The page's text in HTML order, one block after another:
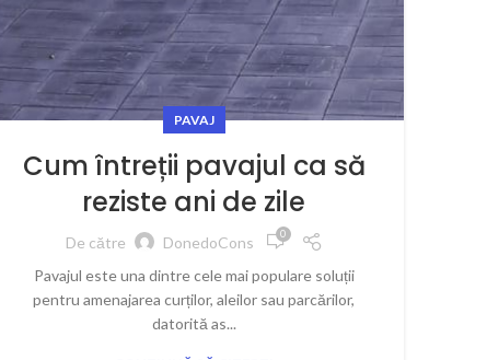
PAVAJ
Cum întreții pavajul ca să
reziste ani de zile
De către DonedoCons 0
Pavajul este una dintre cele mai populare soluții
pentru amenajarea curților, aleilor sau parcărilor,
datorită as...